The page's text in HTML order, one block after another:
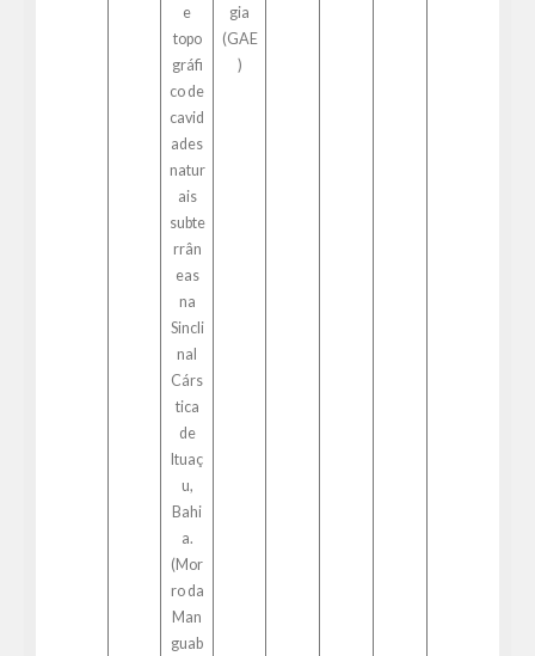
e
topo
gráfi
co de
cavid
ades
natur
ais
subte
rrân
eas
na
Sincli
nal
Cárs
tica
de
Ituaç
u,
Bahi
a.
(Mor
ro da
Man
guab
gia
(GAE
)